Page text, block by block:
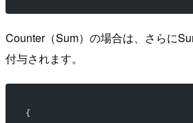
Counter（Sum）の場合は、さらに
付与されます。
{